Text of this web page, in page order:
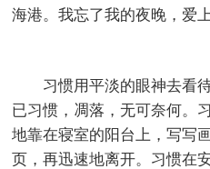
海港。我忘了我的夜晚，
习惯用平淡的眼神去看
已习惯，凋落，无可奈何。
地靠在寝室的阳台上，写写
页，再迅速地离开。习惯在